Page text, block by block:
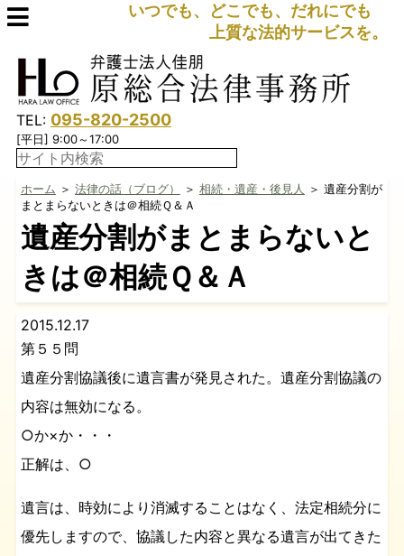
いつでも、どこでも、だれにでも
上質な法的サービスを。
TEL: 095-820-2500
[平日] 9:00～17:00
ホーム ＞ 法律の話（ブログ） ＞ 相続・遺産・後見人
＞ 遺産分割が
まとまらないときは＠相続Ｑ＆Ａ
遺産分割がまとまらないと
きは＠相続Ｑ＆Ａ
2015.12.17
第５５問
遺産分割協議後に遺言書が発見された。遺産分割協議の
内容は無効になる。
○か×か・・・
正解は、○
遺言は、時効により消滅することはなく、法定相続分に
優先しますので、協議した内容と異なる遺言が出てきた